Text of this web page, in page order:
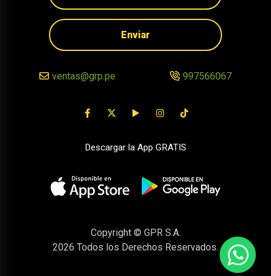
Enviar
ventas@grp.pe 997566067
Descargar la App GRATIS
Copyright © GPR S.A.
2026 Todos los Derechos Reservados.